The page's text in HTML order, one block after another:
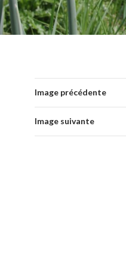
Image précédente
Image suivante